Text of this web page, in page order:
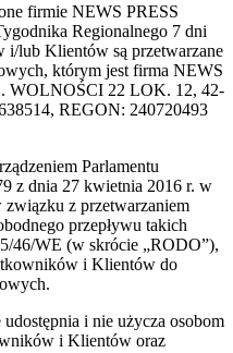
firmie NEWS PRESS
Regionalnego 7 dni
i/lub Klientów są przetwarzane
którym jest firma NEWS
22 LOK. 12, 42-
REGON: 240720493
Parlamentu
z dnia 27 kwietnia 2016 r. w
z przetwarzaniem
przepływu takich
46/WE (w skrócie „RODO”),
i Klientów do
i nie użycza osobom
i Klientów oraz